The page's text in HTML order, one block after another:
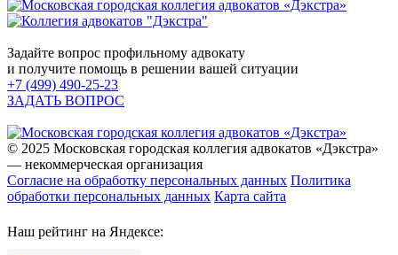
Задайте вопрос профильному адвокату
и получите помощь в решении вашей ситуации
+7 (499) 490-25-23
ЗАДАТЬ ВОПРОС
© 2025 Московская городская коллегия адвокатов «Дэкстра»
— некоммерческая организация
Согласие на обработку персональных данных Политика
обработки персональных данных Карта сайта
Наш рейтинг на Яндексе: